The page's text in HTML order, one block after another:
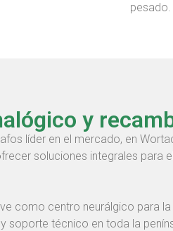
pesado.
y
líder en el mercado, en
soluciones integrales para
como centro neurálgico para la
soporte técnico en toda la